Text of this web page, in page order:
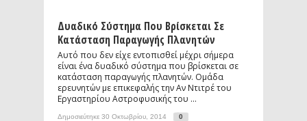
Δυαδικό Σύστημα Που Βρίσκεται Σε
Κατάσταση Παραγωγής Πλανητών
Αυτό που δεν είχε εντοπισθεί μέχρι σήμερα
είναι ένα δυαδικό σύστημα που βρίσκεται σε
κατάσταση παραγωγής πλανητών. Ομάδα
ερευνητών με επικεφαλής την Αν Ντιτρέ του
Εργαστηρίου Αστροφυσικής του ...
Δημοσιεύτηκε 30 Οκτωβρίου, 2014 0